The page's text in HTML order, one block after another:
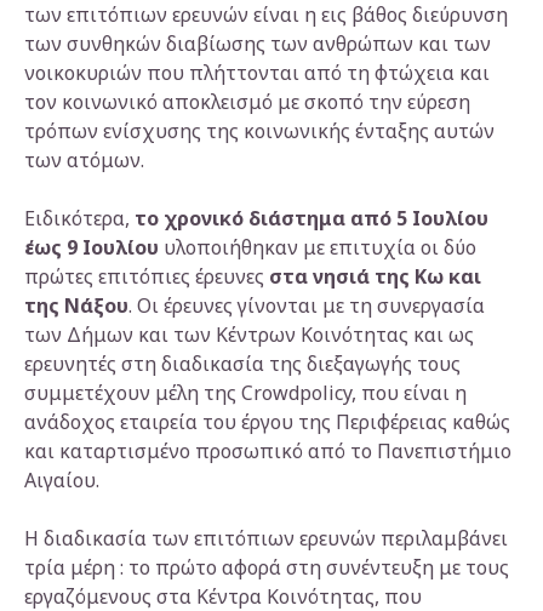
των επιτόπιων ερευνών είναι η εις βάθος διεύρυνση
των συνθηκών διαβίωσης των ανθρώπων και των
νοικοκυριών που πλήττονται από τη φτώχεια και
τον κοινωνικό αποκλεισμό με σκοπό την εύρεση
τρόπων ενίσχυσης της κοινωνικής ένταξης αυτών
των ατόμων.
Ειδικότερα, το χρονικό διάστημα από 5 Ιουλίου
έως 9 Ιουλίου υλοποιήθηκαν με επιτυχία οι δύο
πρώτες επιτόπιες έρευνες στα νησιά της Κω και
της Νάξου. Οι έρευνες γίνονται με τη συνεργασία
των Δήμων και των Κέντρων Κοινότητας και ως
ερευνητές στη διαδικασία της διεξαγωγής τους
συμμετέχουν μέλη της Crowdpolicy, που είναι η
ανάδοχος εταιρεία του έργου της Περιφέρειας καθώς
και καταρτισμένο προσωπικό από το Πανεπιστήμιο
Αιγαίου.
Η διαδικασία των επιτόπιων ερευνών περιλαμβάνει
τρία μέρη : το πρώτο αφορά στη συνέντευξη με τους
εργαζόμενους στα Κέντρα Κοινότητας, που